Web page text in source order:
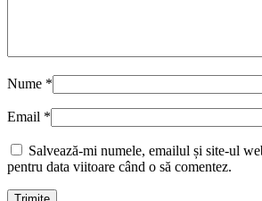
Nume *
Email *
Salvează-mi numele, emailul și site-ul
pentru data viitoare când o să comentez.